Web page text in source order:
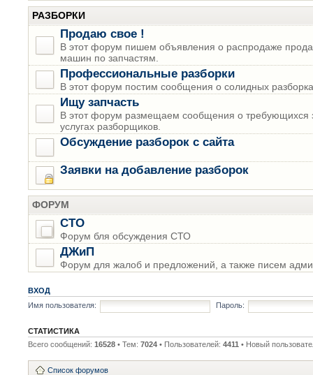
РАЗБОРКИ
Продаю свое !
В этот форум пишем объявления о распродаже
машин по запчастям.
Профессиональные разборки
В этот форум постим сообщения о солидных
Ищу запчасть
В этот форум размещаем сообщения о требующихся
услугах разборщиков.
Обсуждение разборок с сайта
Заявки на добавление разборок
ФОРУМ
СТО
Форум бля обсуждения СТО
ДЖиП
Форум для жалоб и предложений, а также писем
ВХОД
Имя пользователя:
Пароль:
СТАТИСТИКА
Всего сообщений: 16528 • Тем: 7024 • Пользователей: 4411 • Новый
Список форумов